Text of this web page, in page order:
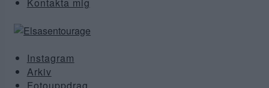
Kontakta mig
Instagram
Arkiv